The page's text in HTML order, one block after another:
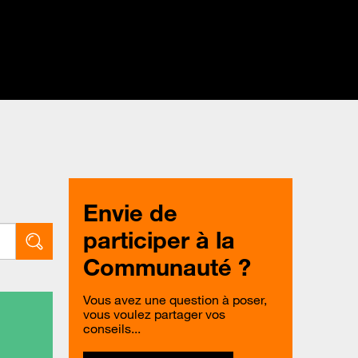
Envie de
participer à la
Communauté ?
Vous avez une question à poser,
vous voulez partager vos
conseils...